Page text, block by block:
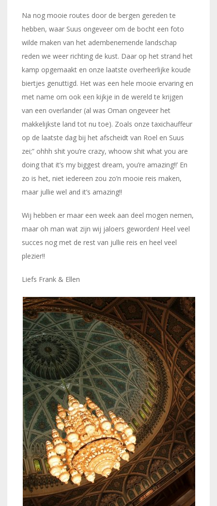
Na nog mooie routes door de bergen gereden te
hebben, waar Suus ongeveer om de bocht een foto
wilde maken van het adembenemende landschap
reden we weer richting de kust. Daar op het strand het
kamp opgemaakt en onze laatste overheerlijke koude
biertjes genuttigd. Het was een hele mooie ervaring en
met name om ook een kijkje in de wereld te krijgen
van een overlander (al was Oman ongeveer het
makkelijkste land tot nu toe). Zoals onze taxichauffeur
op de laatste dag bij het afscheidt van Roel en Suus
zei;” ohhh shit you’re crazy, whoow shit what you are
doing that it’s my biggest dream, you’re amazing!!’ En
zo is het, niet iedereen zou zo’n mooie reis maken,
maar jullie wel and it’s amazing!!
Wij hebben er maar een week aan deel mogen nemen,
maar oh man wat zijn wij jaloers geworden! Heel veel
succes nog met de rest van jullie reis en heel veel
plezier!!
Liefs Frank & Ellen